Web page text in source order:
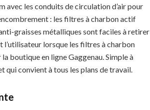
avec les conduits de circulation d’air pour
: les filtres à charbon actif
graisses métalliques sont faciles à retirer
l’utilisateur lorsque les filtres à charbon
boutique en ligne Gaggenau. Simple à
qui convient à tous les plans de travail.